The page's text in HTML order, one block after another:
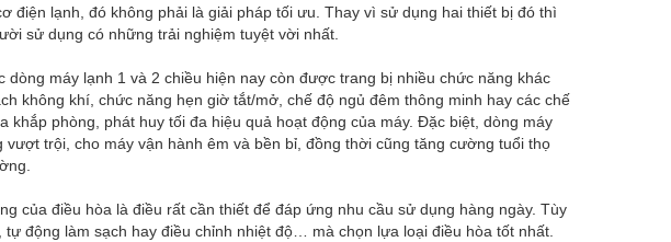
điện lạnh, đó không phải là giải pháp tối ưu. Thay vì sử dụng hai thiết bị đó thì
sử dụng có những trải nghiệm tuyệt vời nhất.
máy lạnh 1 và 2 chiều hiện nay còn được trang bị nhiều chức năng khác
không khí, chức năng hẹn giờ tắt/mở, chế độ ngủ đêm thông minh hay các chế
phòng, phát huy tối đa hiệu quả hoạt động của máy. Đặc biệt, dòng máy
trội, cho máy vận hành êm và bền bỉ, đồng thời cũng tăng cường tuổi thọ
của điều hòa là điều rất cần thiết để đáp ứng nhu cầu sử dụng hàng ngày. Tùy
động làm sạch hay điều chỉnh nhiệt độ… mà chọn lựa loại điều hòa tốt nhất.